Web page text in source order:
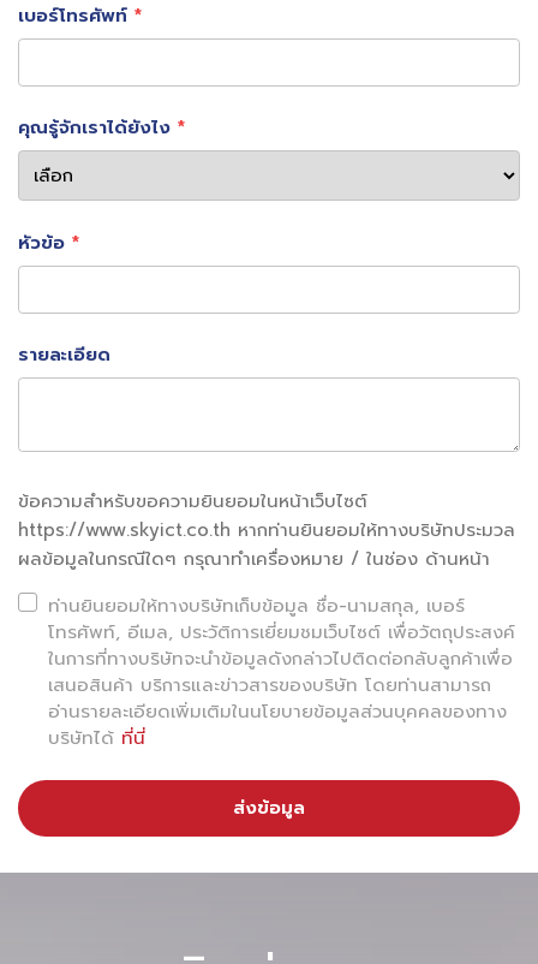
คำคมภาษาอังกฤษที่คุณให้มานั้นมีความหมายดีมาก และสามารถ
แปลเป็นภาษาไทยได้ดังนี้:
สักวันหนึ่ง ทุกอย่างจะสมเหตุสมผล ดังนั้น สำหรับตอนนี้ จง
หัวเราะให้กับความสับสน ยิ้มผ่านน้ำตา จงเข้มแข็ง และจงเตือน
ตัวเองเสมอว่าทุกสิ่งเกิดขึ้นเพื่อเหตุผล
เราจึงควรหัวเราะให้กับความสับสน ยิ้มผ่านน้ำตา และจงเข้มแข็ง
คำคมนี้อาจช่วยให้เรามีแรงใจที่จะก้าวผ่านช่วงเวลาที่ยากลำบาก
ไปได้ และเชื่อมั่นว่าทุกอย่างจะดีขึ้นในสักวันหนึ่ง
นี่คือคำตอบของ Chat GPT
หัวเราะกับความสับสน ยิ้มในตระกูล ให้เข้มแข็งและยังคงเตือนตัว
เบอร์โทรศัพท์
คุณรู้จักเราได้ยังไง
หัวข้อ
รายละเอียด
ข้อความสำหรับขอความยินยอมในหน้าเว็บไซต์
https://www.skyict.co.th หากท่านยินยอมให้ทางบริษัทประมวล
ผลข้อมูลในกรณีใดๆ กรุณาทำเครื่องหมาย / ในช่อง ด้านหน้า
ท่านยินยอมให้ทางบริษัทเก็บข้อมูล ชื่อ-นามสกุล, เบอร์
โทรศัพท์, อีเมล, ประวัติการเยี่ยมชมเว็บไซต์ เพื่อวัตถุประสงค์
ในการที่ทางบริษัทจะนำข้อมูลดังกล่าวไปติดต่อกลับลูกค้าเพื่อ
เสนอสินค้า บริการและข่าวสารของบริษัท โดยท่านสามารถ
อ่านรายละเอียดเพิ่มเติมในนโยบายข้อมูลส่วนบุคคลของทาง
บริษัทได้ ที่นี่
ส่งข้อมูล